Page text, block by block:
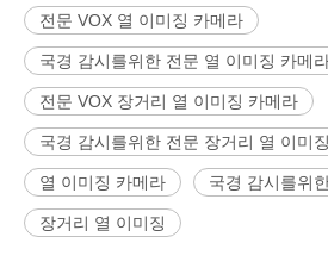
전문 VOX 열 이미징 카메라
국경 감시를위한 전문 열 이미징 카메
전문 VOX 장거리 열 이미징 카메라
국경 감시를위한 전문 장거리 열 이미
열 이미징 카메라 국경 감시를위
장거리 열 이미징